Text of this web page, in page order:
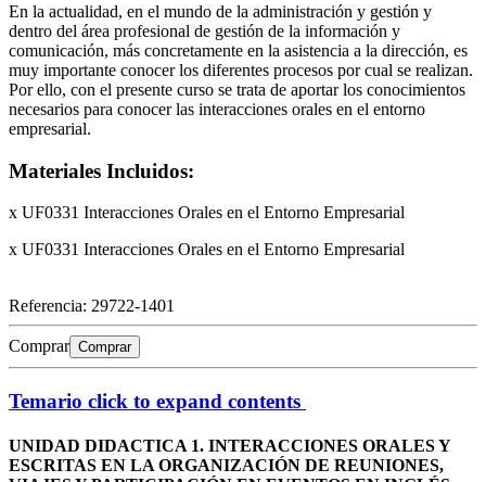
En la actualidad, en el mundo de la administración y gestión y
dentro del área profesional de gestión de la información y
comunicación, más concretamente en la asistencia a la dirección, es
muy importante conocer los diferentes procesos por cual se realizan.
Por ello, con el presente curso se trata de aportar los conocimientos
necesarios para conocer las interacciones orales en el entorno
empresarial.
Materiales Incluidos:
x UF0331 Interacciones Orales en el Entorno Empresarial
x UF0331 Interacciones Orales en el Entorno Empresarial
Referencia: 29722-1401
Comprar Comprar
Temario click to expand contents
UNIDAD DIDACTICA 1. INTERACCIONES ORALES Y
ESCRITAS EN LA ORGANIZACIÓN DE REUNIONES,